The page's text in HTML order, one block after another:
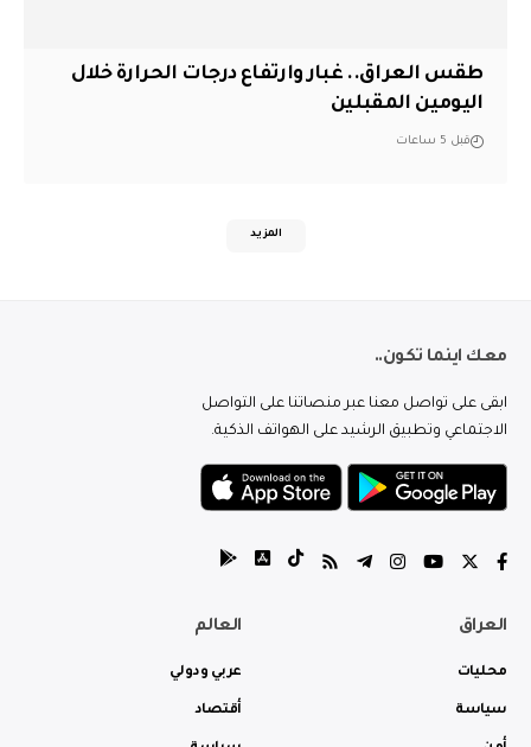
طقس العراق.. غبار وارتفاع درجات الحرارة خلال
اليومين المقبلين
قبل 5 ساعات
المزيد
معك اينما تكون..
ابقى على تواصل معنا عبر منصاتنا على التواصل
الاجتماعي وتطبيق الرشيد على الهواتف الذكية.
العراق
محليات
سياسة
العالم
عربي ودولي
أقتصاد